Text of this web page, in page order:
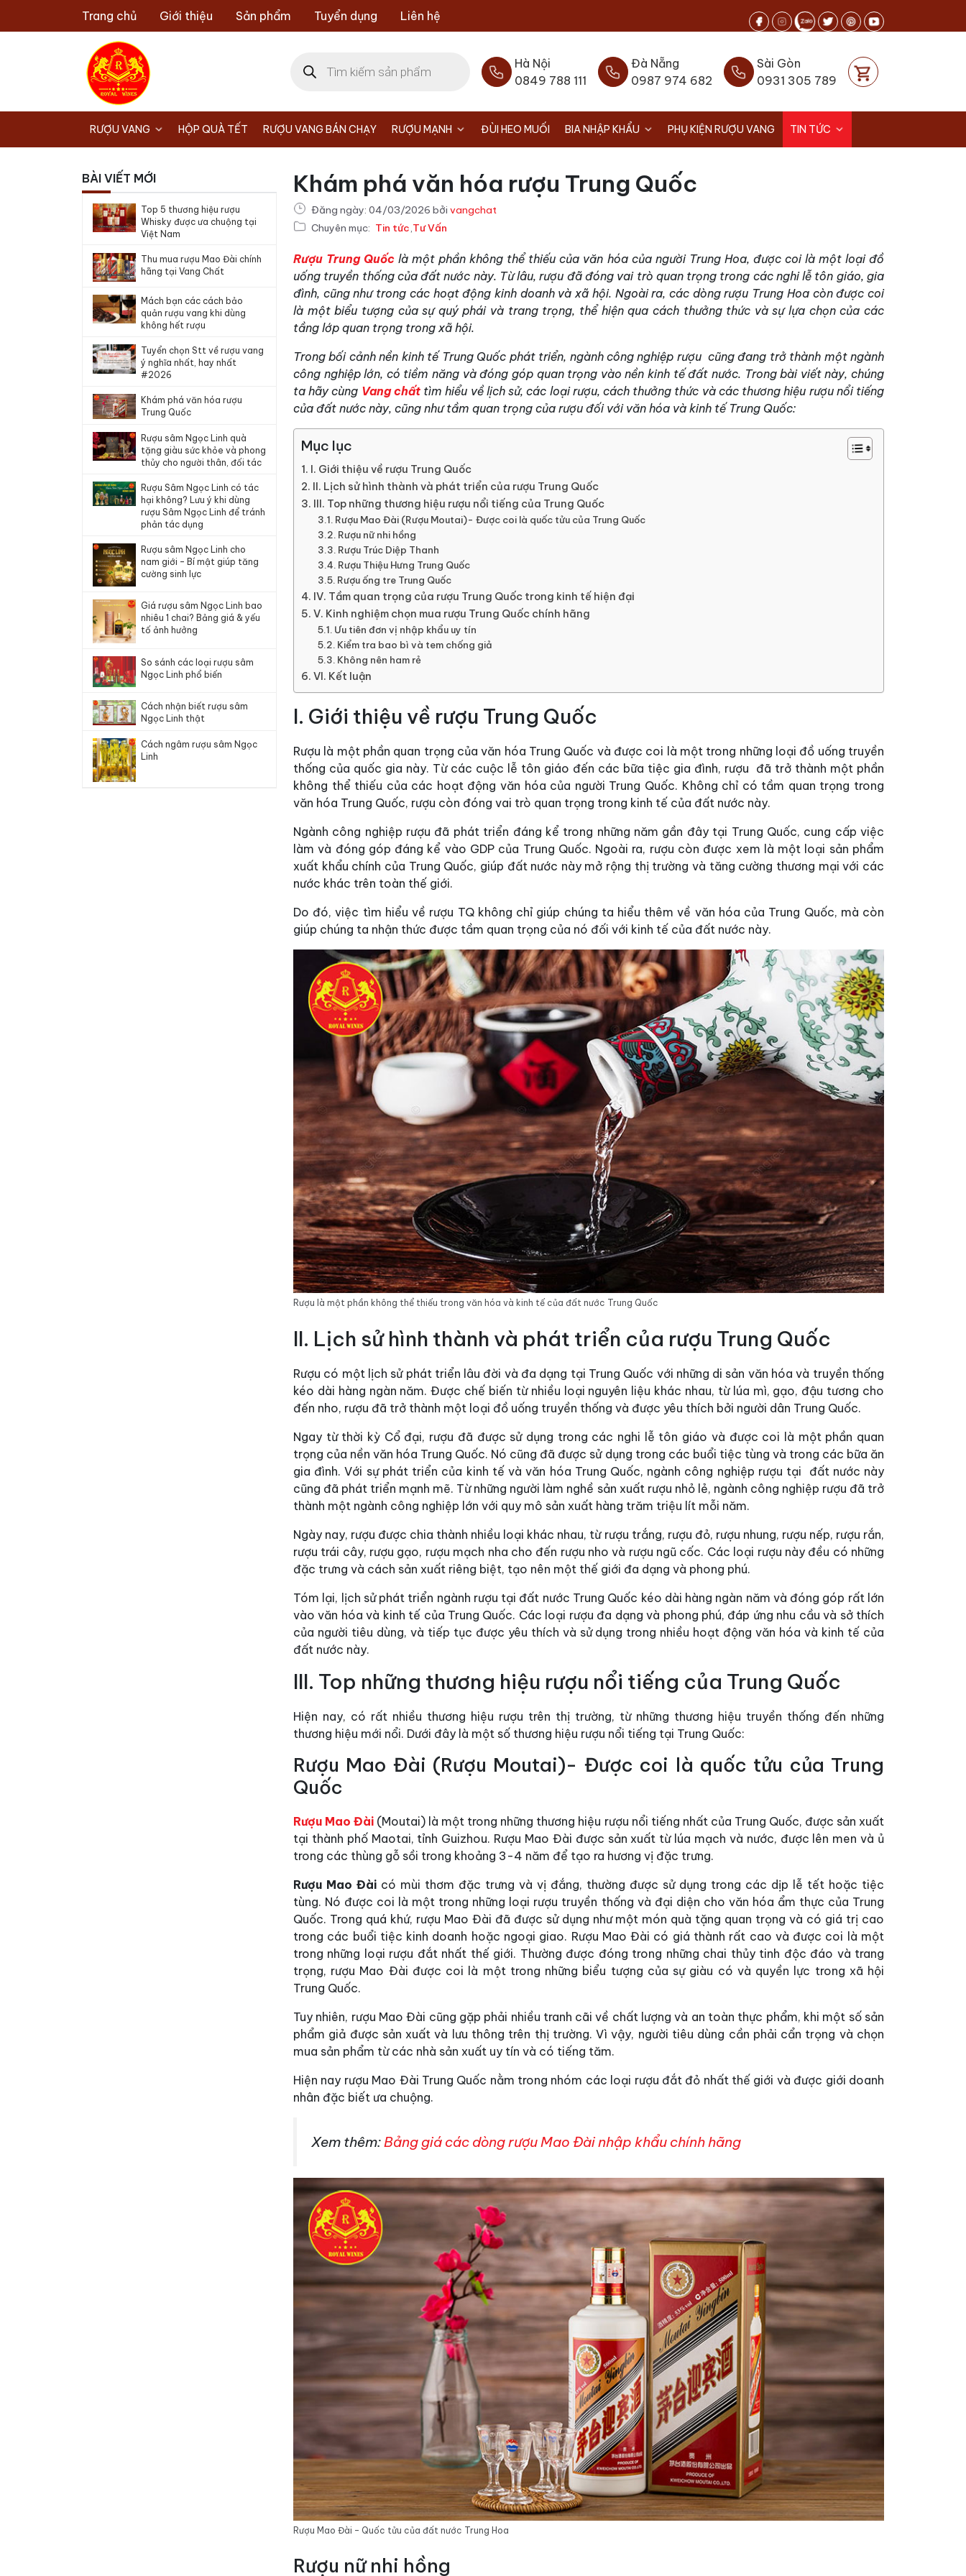
Trang chủ Giới thiệu Sản phẩm Tuyển dụng Liên hệ
kiếm
sản
Hà Nội
0849 788 111
Đà Nẵng
0987 974 682
Sài Gòn
0931 305 789
RƯỢU VANG HỘP QUÀ TẾT RƯỢU VANG BÁN CHẠY RƯỢU MẠNH ĐÙI HEO MUỐI BIA NHẬP KHẨU PHỤ KIỆN RƯỢU VANG TIN TỨC
Khám phá văn hóa rượu Trung Quốc
Đăng ngày: 04/03/2026 bởivangchat
Chuyên mục: Tin tức Tư Vấn
Rượu Trung Quốc là một phần không thể thiếu của văn hóa của người Trung Hoa, được coi là một loại đồ
uống truyền thống của đất nước này. Từ lâu, rượu đã đóng vai trò quan trọng trong các nghi lễ tôn giáo, gia
đình, cũng như trong các hoạt động kinh doanh và xã hội. Ngoài ra, các dòng rượu Trung Hoa còn được coi
là một biểu tượng của sự quý phái và trang trọng, thể hiện qua cách thưởng thức và sự lựa chọn của các
tầng lớp quan trọng trong xã hội.
Trong bối cảnh nền kinh tế Trung Quốc phát triển, ngành công nghiệp rượu cũng đang trở thành một ngành
công nghiệp lớn, có tiềm năng và đóng góp quan trọng vào nền kinh tế đất nước. Trong bài viết này, chúng
ta hãy cùng Vang chấttìm hiểu về lịch sử, các loại rượu, cách thưởng thức và các thương hiệu rượu nổi tiếng
của đất nước này, cũng như tầm quan trọng của rượu đối với văn hóa và kinh tế Trung Quốc:
Mục lục
I. Giới thiệu về rượu Trung Quốc
II. Lịch sử hình thành và phát triển của rượu Trung Quốc
III. Top những thương hiệu rượu nổi tiếng của Trung Quốc
Rượu Mao Đài (Rượu Moutai)- Được coi là quốc tửu của Trung Quốc
Rượu nữ nhi hồng
Rượu Trúc Diệp Thanh
Rượu Thiệu Hưng Trung Quốc
Rượu ống tre Trung Quốc
IV. Tầm quan trọng của rượu Trung Quốc trong kinh tế hiện đại
V. Kinh nghiệm chọn mua rượu Trung Quốc chính hãng
Ưu tiên đơn vị nhập khẩu uy tín
Kiểm tra bao bì và tem chống giả
Không nên ham rẻ
VI. Kết luận
I. Giới thiệu về rượu Trung Quốc
Rượu là một phần quan trọng của văn hóa Trung Quốc và được coi là một trong những loại đồ uống truyền
thống của quốc gia này. Từ các cuộc lễ tôn giáo đến các bữa tiệc gia đình, rượu đã trở thành một phần
không thể thiếu của các hoạt động văn hóa của người Trung Quốc. Không chỉ có tầm quan trọng trong
văn hóa Trung Quốc, rượu còn đóng vai trò quan trọng trong kinh tế của đất nước này.
Ngành công nghiệp rượu đã phát triển đáng kể trong những năm gần đây tại Trung Quốc, cung cấp việc
làm và đóng góp đáng kể vào GDP của Trung Quốc. Ngoài ra, rượu còn được xem là một loại sản phẩm
xuất khẩu chính của Trung Quốc, giúp đất nước này mở rộng thị trường và tăng cường thương mại với các
nước khác trên toàn thế giới.
Do đó, việc tìm hiểu về rượu TQ không chỉ giúp chúng ta hiểu thêm về văn hóa của Trung Quốc, mà còn
giúp chúng ta nhận thức được tầm quan trọng của nó đối với kinh tế của đất nước này.
Rượu là một phần không thể thiếu trong văn hóa và kinh tế của đất nước Trung Quốc
II. Lịch sử hình thành và phát triển của rượu Trung Quốc
Rượu có một lịch sử phát triển lâu đời và đa dạng tại Trung Quốc với những di sản văn hóa và truyền thống
kéo dài hàng ngàn năm. Được chế biến từ nhiều loại nguyên liệu khác nhau, từ lúa mì, gạo, đậu tương cho
đến nho, rượu đã trở thành một loại đồ uống truyền thống và được yêu thích bởi người dân Trung Quốc.
Ngay từ thời kỳ Cổ đại, rượu đã được sử dụng trong các nghi lễ tôn giáo và được coi là một phần quan
trọng của nền văn hóa Trung Quốc. Nó cũng đã được sử dụng trong các buổi tiệc tùng và trong các bữa ăn
gia đình. Với sự phát triển của kinh tế và văn hóa Trung Quốc, ngành công nghiệp rượu tại đất nước này
cũng đã phát triển mạnh mẽ. Từ những người làm nghề sản xuất rượu nhỏ lẻ, ngành công nghiệp rượu đã trở
thành một ngành công nghiệp lớn với quy mô sản xuất hàng trăm triệu lít mỗi năm.
Ngày nay, rượu được chia thành nhiều loại khác nhau, từ rượu trắng, rượu đỏ, rượu nhung, rượu nếp, rượu rắn,
rượu trái cây, rượu gạo, rượu mạch nha cho đến rượu nho và rượu ngũ cốc. Các loại rượu này đều có những
đặc trưng và cách sản xuất riêng biệt, tạo nên một thế giới đa dạng và phong phú.
Tóm lại, lịch sử phát triển ngành rượu tại đất nước Trung Quốc kéo dài hàng ngàn năm và đóng góp rất lớn
vào văn hóa và kinh tế của Trung Quốc. Các loại rượu đa dạng và phong phú, đáp ứng nhu cầu và sở thích
của người tiêu dùng, và tiếp tục được yêu thích và sử dụng trong nhiều hoạt động văn hóa và kinh tế của
đất nước này.
III. Top những thương hiệu rượu nổi tiếng của Trung Quốc
Hiện nay, có rất nhiều thương hiệu rượu trên thị trường, từ những thương hiệu truyền thống đến những
thương hiệu mới nổi. Dưới đây là một số thương hiệu rượu nổi tiếng tại Trung Quốc:
Rượu Mao Đài (Rượu Moutai)- Được coi là quốc tửu của Trung
Quốc
Rượu Mao Đài (Moutai) là một trong những thương hiệu rượu nổi tiếng nhất của Trung Quốc, được sản xuất
tại thành phố Maotai, tỉnh Guizhou. Rượu Mao Đài được sản xuất từ lúa mạch và nước, được lên men và ủ
trong các thùng gỗ sồi trong khoảng 3-4 năm để tạo ra hương vị đặc trưng.
Rượu Mao Đài có mùi thơm đặc trưng và vị đắng, thường được sử dụng trong các dịp lễ tết hoặc tiệc
tùng. Nó được coi là một trong những loại rượu truyền thống và đại diện cho văn hóa ẩm thực của Trung
Quốc. Trong quá khứ, rượu Mao Đài đã được sử dụng như một món quà tặng quan trọng và có giá trị cao
trong các buổi tiệc kinh doanh hoặc ngoại giao. Rượu Mao Đài có giá thành rất cao và được coi là một
trong những loại rượu đắt nhất thế giới. Thường được đóng trong những chai thủy tinh độc đáo và trang
trọng, rượu Mao Đài được coi là một trong những biểu tượng của sự giàu có và quyền lực trong xã hội
Trung Quốc.
Tuy nhiên, rượu Mao Đài cũng gặp phải nhiều tranh cãi về chất lượng và an toàn thực phẩm, khi một số sản
phẩm giả được sản xuất và lưu thông trên thị trường. Vì vậy, người tiêu dùng cần phải cẩn trọng và chọn
mua sản phẩm từ các nhà sản xuất uy tín và có tiếng tăm.
Hiện nay rượu Mao Đài Trung Quốc nằm trong nhóm các loại rượu đắt đỏ nhất thế giới và được giới doanh
nhân đặc biết ưa chuộng.
Xem thêm:Bảng giá các dòng rượu Mao Đài nhập khẩu chính hãng
Rượu Mao Đài – Quốc tửu của đất nước Trung Hoa
Rượu nữ nhi hồng
BÀI VIẾT MỚI
Top 5 thương hiệu rượu
Whisky được ưa chuộng tại
Việt Nam
Thu mua rượu Mao Đài chính
hãng tại Vang Chất
Mách bạn các cách bảo
quản rượu vang khi dùng
không hết rượu
Tuyển chọn Stt về rượu vang
ý nghĩa nhất, hay nhất
#2026
Khám phá văn hóa rượu
Trung Quốc
Rượu sâm Ngọc Linh quà
tặng giàu sức khỏe và phong
thủy cho người thân, đối tác
Rượu Sâm Ngọc Linh có tác
hại không? Lưu ý khi dùng
rượu Sâm Ngọc Linh để tránh
phản tác dụng
Rượu sâm Ngọc Linh cho
nam giới – Bí mật giúp tăng
cường sinh lực
Giá rượu sâm Ngọc Linh bao
nhiêu 1 chai? Bảng giá & yếu
tố ảnh hưởng
So sánh các loại rượu sâm
Ngọc Linh phổ biến
Cách nhận biết rượu sâm
Ngọc Linh thật
Cách ngâm rượu sâm Ngọc
Linh